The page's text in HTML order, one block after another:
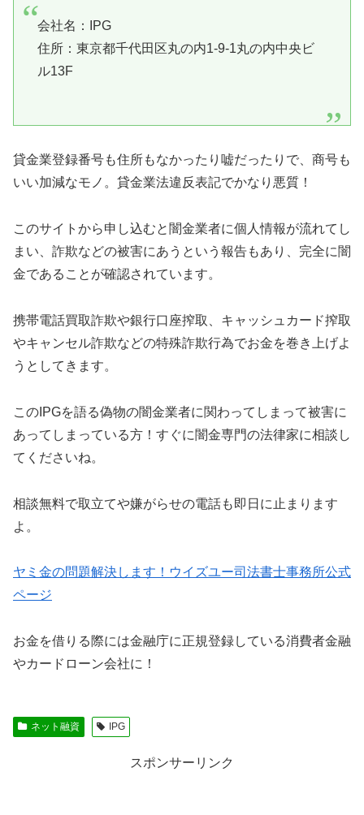
会社名：
IPG
住所：東京都千代田区丸の内1-9-1丸の内中央ビ
ル13F
貸金業登録番号も住所もなかったり嘘だったりで、商号も
いい加減なモノ。貸金業法違反表記でかなり悪質！
このサイトから申し込むと闇金業者に個人情報が流れてし
まい、詐欺などの被害にあうという報告もあり、完全に闇
金であることが確認されています。
携帯電話買取詐欺や銀行口座搾取、キャッシュカード搾取
やキャンセル詐欺などの特殊詐欺行為でお金を巻き上げよ
うとしてきます。
この IPGを語る偽物の闇金業者に関わってしまって被害に
あってしまっている方！すぐに闇金専門の法律家に相談し
てくださいね。
相談無料で取立てや嫌がらせの電話も即日に止まります
よ。
ヤミ金の問題解決します！ウイズユー司法書士事務所公式
ページ
お金を借りる際には金融庁に正規登録している消費者金融
やカードローン会社に！
ネット融資 IPG
スポンサーリンク